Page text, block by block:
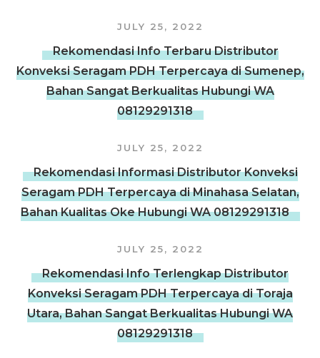
JULY 25, 2022
Rekomendasi Info Terbaru Distributor
Konveksi Seragam PDH Terpercaya di Sumenep,
Bahan Sangat Berkualitas Hubungi WA
08129291318
JULY 25, 2022
Rekomendasi Informasi Distributor Konveksi
Seragam PDH Terpercaya di Minahasa Selatan,
Bahan Kualitas Oke Hubungi WA 08129291318
JULY 25, 2022
Rekomendasi Info Terlengkap Distributor
Konveksi Seragam PDH Terpercaya di Toraja
Utara, Bahan Sangat Berkualitas Hubungi WA
08129291318